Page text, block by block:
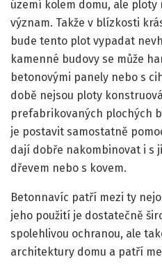
území kolem domu, ale
význam. Takže v blízkosti
bude tento plot vypadat
kamenné budovy se může
betonovými panely nebo s
době nejsou ploty
prefabrikovaných plochých
je postavit samostatně
dají dobře nakombinovat i s
dřevem nebo s kovem.
Betonnavíc patří mezi ty
jeho použití je dostatečně
spolehlivou ochranou, ale
architektury domu a patří